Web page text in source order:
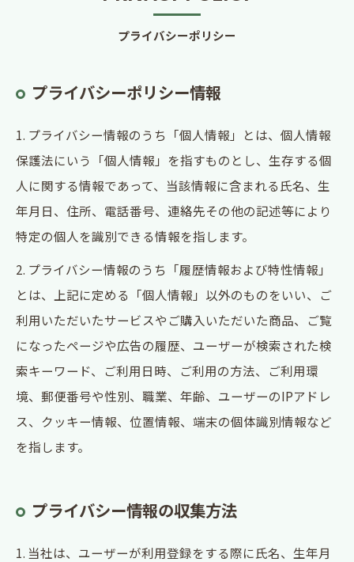
プライバシーポリシー
プライバシーポリシー情報
1. プライバシー情報のうち「個人情報」とは、個人情報
保護法にいう「個人情報」を指すものとし、生存する個
人に関する情報であって、当該情報に含まれる氏名、生
年月日、住所、電話番号、連絡先その他の記述等により
特定の個人を識別できる情報を指します。
2. プライバシー情報のうち「履歴情報および特性情報」
とは、上記に定める「個人情報」以外のものをいい、ご
利用いただいたサービスやご購入いただいた商品、ご覧
になったページや広告の履歴、ユーザーが検索された検
索キーワード、ご利用日時、ご利用の方法、ご利用環
境、郵便番号や性別、職業、年齢、ユーザーのIPアドレ
ス、クッキー情報、位置情報、端末の個体識別情報など
を指します。
プライバシー情報の収集方法
1. 当社は、ユーザーが利用登録をする際に氏名、生年月